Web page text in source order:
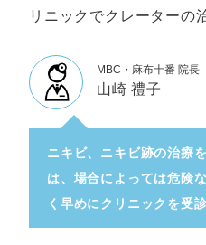
リニックでクレーターの
MBC・麻布十番 院長
山崎 禮子
ニキビ、ニキビ跡の治療
は、場合によっては危険
く早めにクリニックを受